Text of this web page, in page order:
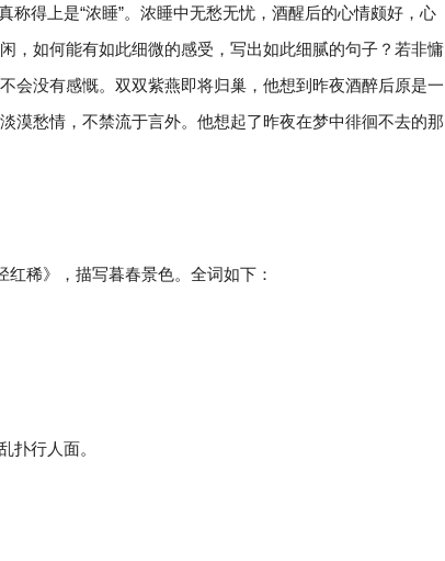
称得上是“浓睡”。浓睡中无愁无忧，酒醒后的心情颇好，心
，如何能有如此细微的感受，写出如此细腻的句子？若非慵
会没有感慨。双双紫燕即将归巢，他想到昨夜酒醉后原是一
漠愁情，不禁流于言外。他想起了昨夜在梦中徘徊不去的那
红稀》，描写暮春景色。全词如下：
扑行人面。